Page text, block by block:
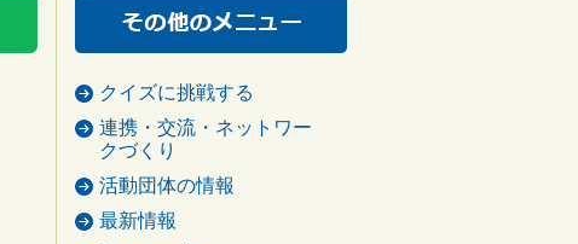
クイズに挑戦する
連携・交流・ネットワー
クづくり
活動団体の情報
最新情報